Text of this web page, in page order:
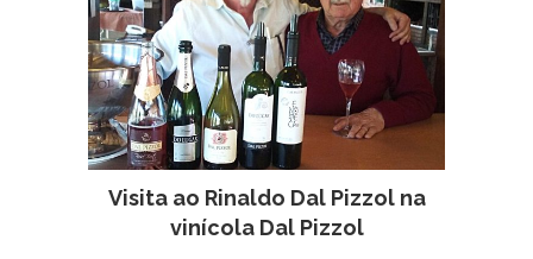
Visita ao Rinaldo Dal Pizzol na
vinícola Dal Pizzol